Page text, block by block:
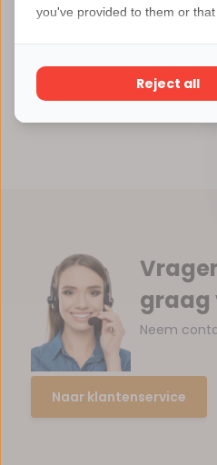
graag
Neem
Naar klantenservice
you've provided to them or
Reject all